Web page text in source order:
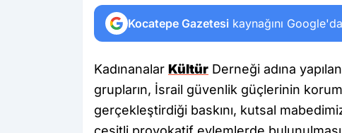
Kocatepe Gazetesi kaynağını
Kadınanalar Kültür Derneği adına yapılan
grupların, İsrail güvenlik güçlerinin
gerçekleştirdiği baskını, kutsal